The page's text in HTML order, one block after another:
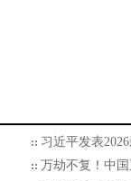
习近平发表
万劫不复！中